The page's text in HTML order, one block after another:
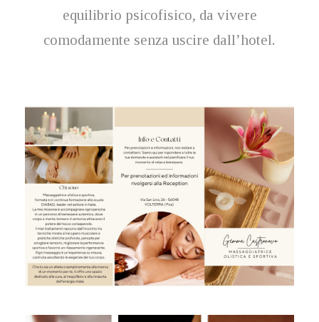
equilibrio psicofisico, da vivere
comodamente senza uscire dall’hotel.